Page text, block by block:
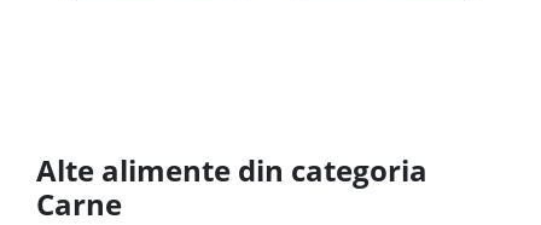
Alte alimente din categoria
Carne